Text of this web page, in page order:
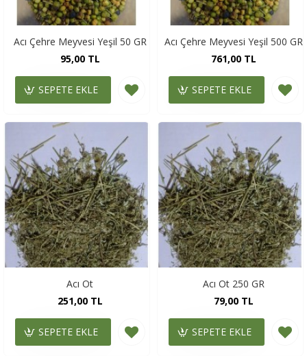
Acı Çehre Meyvesi Yeşil 50 GR
95,00 TL
SEPETE EKLE
Acı Çehre Meyvesi Yeşil 500 GR
761,00 TL
SEPETE EKLE
Acı Ot
251,00 TL
SEPETE EKLE
Acı Ot 250 GR
79,00 TL
SEPETE EKLE